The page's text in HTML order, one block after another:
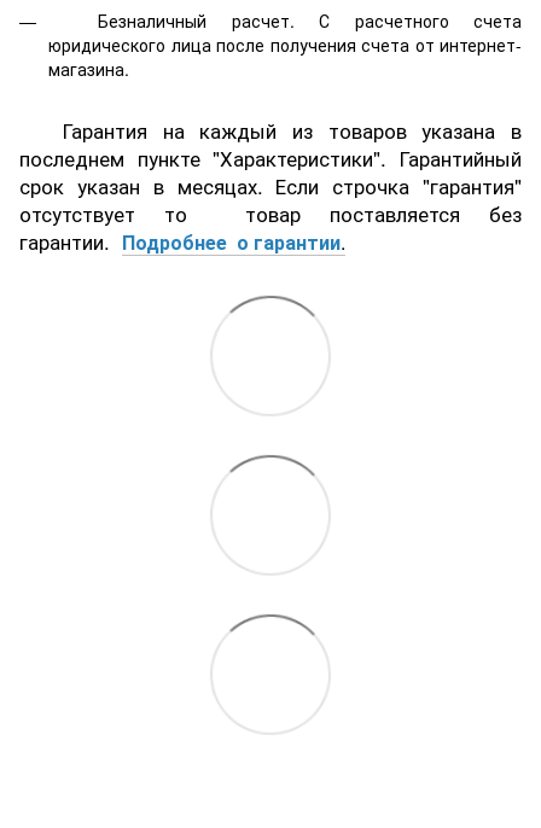
Безналичный расчет. С расчетного счета
юридического лица после получения счета от интернет-
магазина.
Гарантия на каждый из товаров указана в
последнем пункте "Характеристики". Гарантийный
срок указан в месяцах. Если строчка "гарантия"
отсутствует то товар поставляется без
гарантии. Подробнее о гарантии.